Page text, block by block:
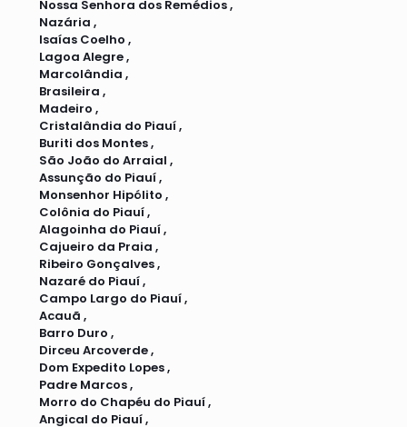
Nossa Senhora dos Remédios ,
Nazária ,
Isaías Coelho ,
Lagoa Alegre ,
Marcolândia ,
Brasileira ,
Madeiro ,
Cristalândia do Piauí ,
Buriti dos Montes ,
São João do Arraial ,
Assunção do Piauí ,
Monsenhor Hipólito ,
Colônia do Piauí ,
Alagoinha do Piauí ,
Cajueiro da Praia ,
Ribeiro Gonçalves ,
Nazaré do Piauí ,
Campo Largo do Piauí ,
Acauã ,
Barro Duro ,
Dirceu Arcoverde ,
Dom Expedito Lopes ,
Padre Marcos ,
Morro do Chapéu do Piauí ,
Angical do Piauí ,